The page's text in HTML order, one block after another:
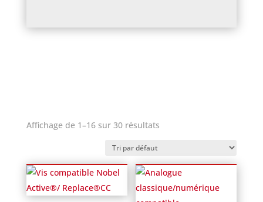
Affichage de 1–16 sur 30 résultats